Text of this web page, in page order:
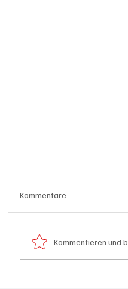
Kommentare
Kommentieren und